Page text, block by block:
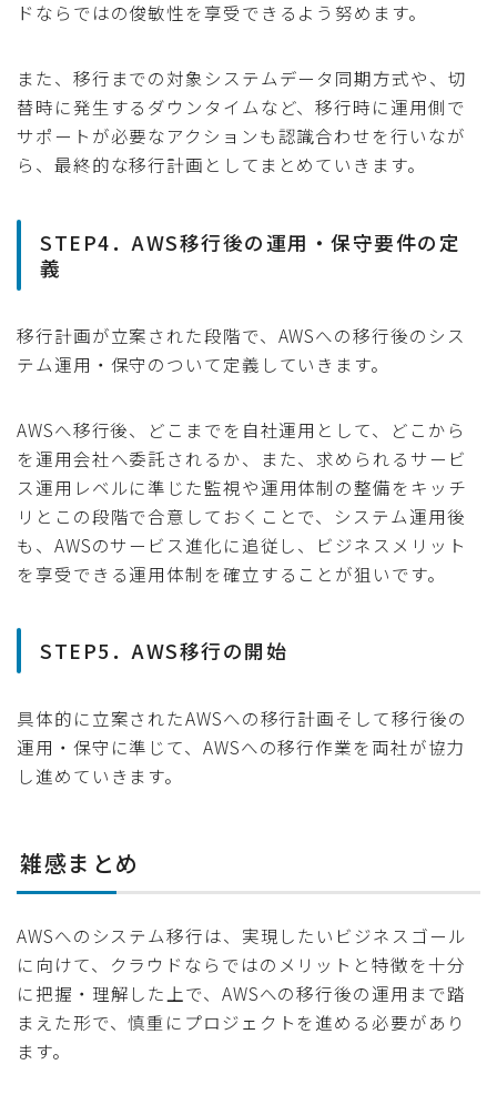
ドならではの俊敏性を享受できるよう努めます。
また、移行までの対象システムデータ同期方式や、切
替時に発生するダウンタイムなど、移行時に運用側で
サポートが必要なアクションも認識合わせを行いなが
ら、最終的な移行計画としてまとめていきます。
STEP4．AWS移行後の運用・保守要件の定
義
移行計画が立案された段階で、AWSへの移行後のシス
テム運用・保守のついて定義していきます。
AWSへ移行後、どこまでを自社運用として、どこから
を運用会社へ委託されるか、また、求められるサービ
ス運用レベルに準じた監視や運用体制の整備をキッチ
リとこの段階で合意しておくことで、システム運用後
も、AWSのサービス進化に追従し、ビジネスメリット
を享受できる運用体制を確立することが狙いです。
STEP5．AWS移行の開始
具体的に立案されたAWSへの移行計画そして移行後の
運用・保守に準じて、AWSへの移行作業を両社が協力
し進めていきます。
雑感まとめ
AWSへのシステム移行は、実現したいビジネスゴール
に向けて、クラウドならではのメリットと特徴を十分
に把握・理解した上で、AWSへの移行後の運用まで踏
まえた形で、慎重にプロジェクトを進める必要があり
ます。